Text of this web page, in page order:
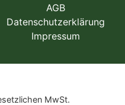
AGB
Datenschutzerklärung
Impressum
MwSt.